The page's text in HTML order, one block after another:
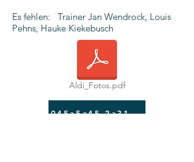
Es fehlen: Trainer Jan Wendrock, Louis
Pehns, Hauke Kiekebusch
Aldi_Fotos.pdf
045a5e45-2a31-4a70-a961-